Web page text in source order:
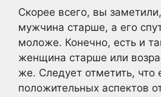
Скорее всего, вы
мужчина старше, а его
моложе. Конечно, есть и
женщина старше или
же. Следует отметить, что
положительных аспектов